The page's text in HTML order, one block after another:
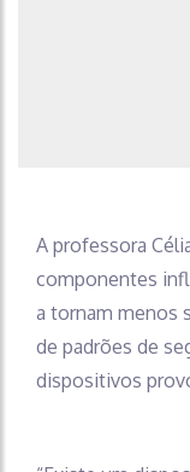
A professora
componentes
a tornam menos
de padrões de
dispositivos